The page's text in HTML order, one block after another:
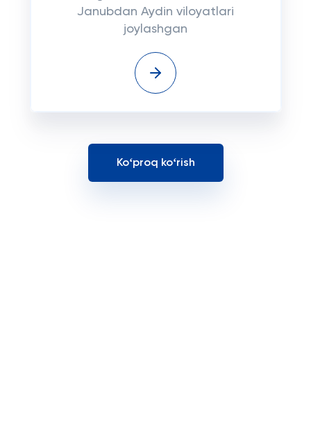
Janubdan Aydin viloyatlari
joylashgan
Koʻproq koʻrish